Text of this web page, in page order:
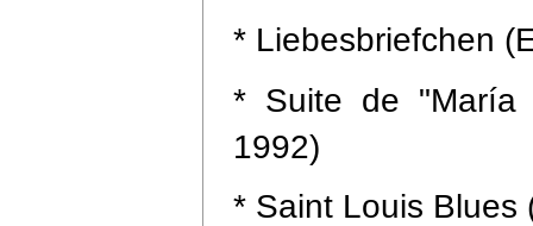
* Liebesbriefchen
* Suite de "María
1992)
* Saint Louis Blues